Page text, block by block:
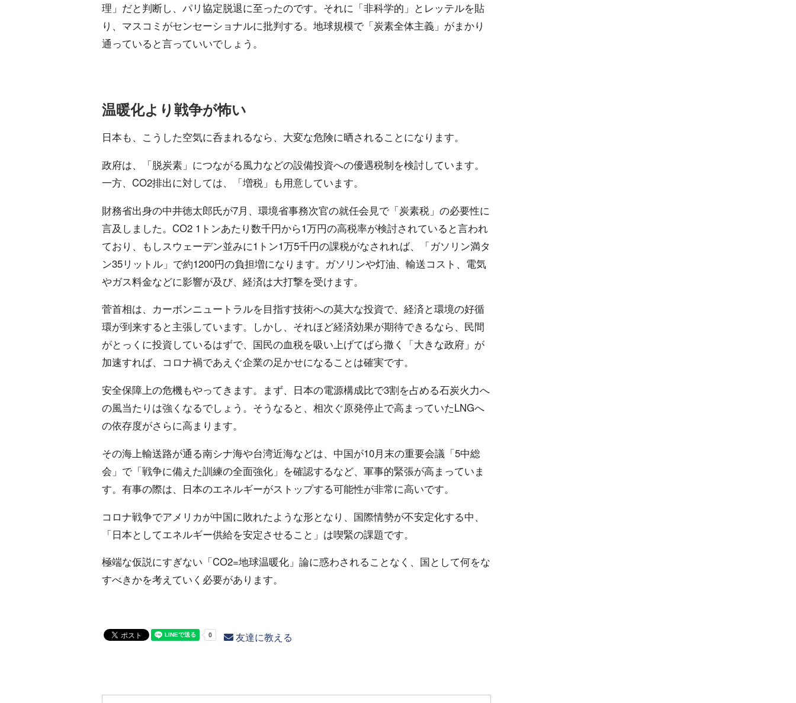
理」だと判断し、パリ協定脱退に至ったのです。それに「非科学的」とレッテルを貼
り、マスコミがセンセーショナルに批判する。地球規模で「炭素全体主義」がまかり
通っていると言っていいでしょう。
温暖化より戦争が怖い
日本も、こうした空気に呑まれるなら、大変な危険に晒されることになります。
政府は、「脱炭素」につながる風力などの設備投資への優遇税制を検討しています。
一方、CO2排出に対しては、「増税」も用意しています。
財務省出身の中井徳太郎氏が7月、環境省事務次官の就任会見で「炭素税」の必要性に
言及しました。CO2 1トンあたり数千円から1万円の高税率が検討されていると言われ
ており、もしスウェーデン並みに1トン1万5千円の課税がなされれば、「ガソリン満タ
ン35リットル」で約1200円の負担増になります。ガソリンや灯油、輸送コスト、電気
やガス料金などに影響が及び、経済は大打撃を受けます。
菅首相は、カーボンニュートラルを目指す技術への莫大な投資で、経済と環境の好循
環が到来すると主張しています。しかし、それほど経済効果が期待できるなら、民間
がとっくに投資しているはずで、国民の血税を吸い上げてばら撒く「大きな政府」が
加速すれば、コロナ禍であえぐ企業の足かせになることは確実です。
安全保障上の危機もやってきます。まず、日本の電源構成比で3割を占める石炭火力へ
の風当たりは強くなるでしょう。そうなると、相次ぐ原発停止で高まっていたLNGへ
の依存度がさらに高まります。
その海上輸送路が通る南シナ海や台湾近海などは、中国が10月末の重要会議「5中総
会」で「戦争に備えた訓練の全面強化」を確認するなど、軍事的緊張が高まっていま
す。有事の際は、日本のエネルギーがストップする可能性が非常に高いです。
コロナ戦争でアメリカが中国に敗れたような形となり、国際情勢が不安定化する中、
「日本としてエネルギー供給を安定させること」は喫緊の課題です。
極端な仮説にすぎない「CO2=地球温暖化」論に惑わされることなく、国として何をな
すべきかを考えていく必要があります。
友達に教える